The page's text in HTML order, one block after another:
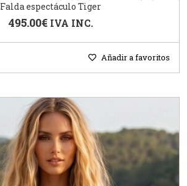
Falda espectáculo Tiger
495.00€ IVA INC.
Añadir a favoritos